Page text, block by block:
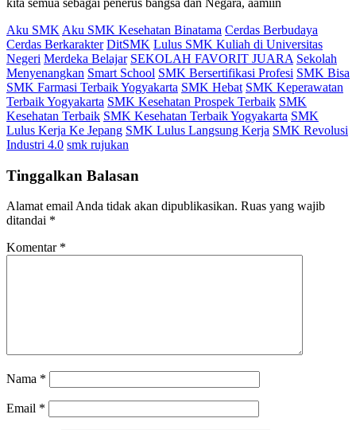
Aku SMK Aku SMK Kesehatan Binatama Cerdas Berbudaya
Cerdas Berkarakter DitSMK Lulus SMK Kuliah di Universitas
Negeri Merdeka Belajar SEKOLAH FAVORIT JUARA Sekolah
Menyenangkan Smart School SMK Bersertifikasi Profesi SMK Bisa
SMK Farmasi Terbaik Yogyakarta SMK Hebat SMK Keperawatan
Terbaik Yogyakarta SMK Kesehatan Prospek Terbaik SMK
Kesehatan Terbaik SMK Kesehatan Terbaik Yogyakarta SMK
Lulus Kerja Ke Jepang SMK Lulus Langsung Kerja SMK Revolusi
Industri 4.0 smk rujukan
Tinggalkan Balasan
Alamat email Anda tidak akan dipublikasikan. Ruas yang wajib
ditandai *
Komentar *
Nama *
Email *